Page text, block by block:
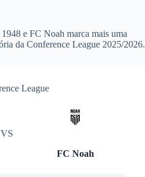
e FC Noah marca mais uma
da Conference League 2025/2026.
League
VS
FC Noah